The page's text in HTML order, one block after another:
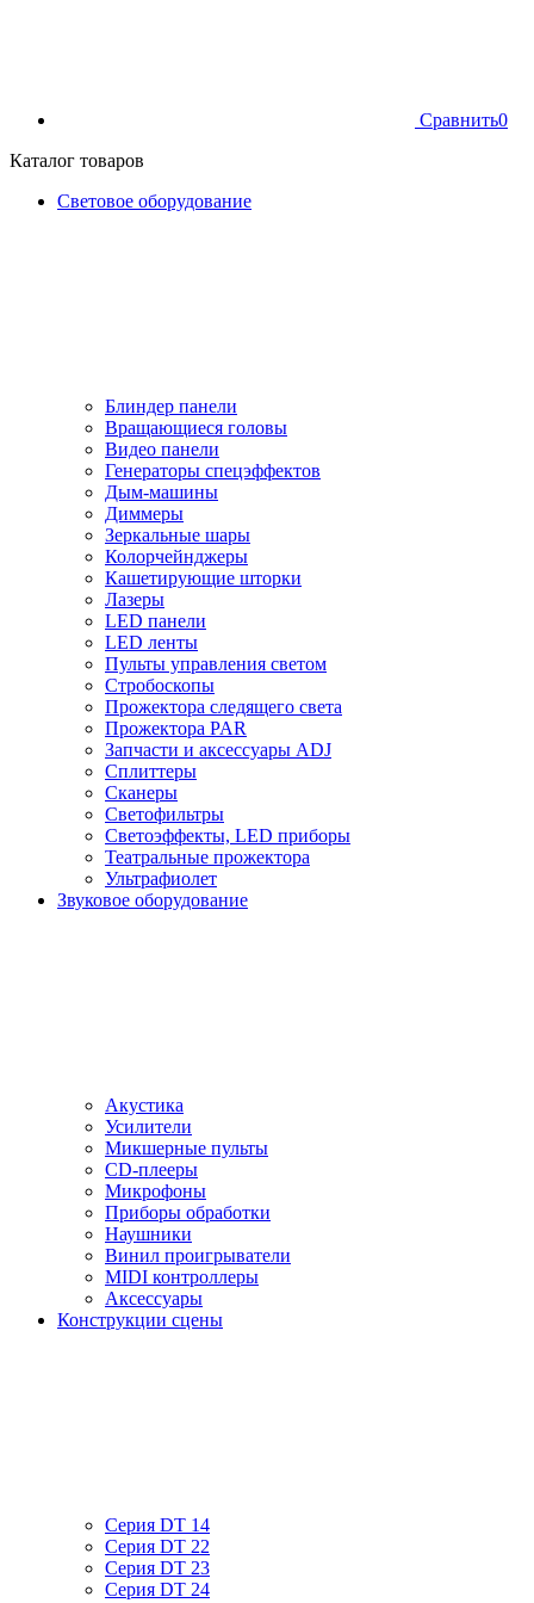
Сравнить0
Каталог товаров
Световое оборудование
Блиндер панели
Вращающиеся головы
Видео панели
Генераторы спецэффектов
Дым-машины
Диммеры
Зеркальные шары
Колорчейнджеры
Кашетирующие шторки
Лазеры
LED панели
LED ленты
Пульты управления светом
Стробоскопы
Прожектора следящего света
Прожектора PAR
Запчасти и аксессуары ADJ
Сплиттеры
Сканеры
Светофильтры
Светоэффекты, LED приборы
Театральные прожектора
Ультрафиолет
Звуковое оборудование
Акустика
Усилители
Микшерные пульты
CD-плееры
Микрофоны
Приборы обработки
Наушники
Винил проигрыватели
MIDI контроллеры
Аксессуары
Конструкции сцены
Серия DT 14
Серия DT 22
Серия DT 23
Серия DT 24